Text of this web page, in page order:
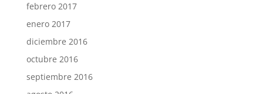
febrero 2017
enero 2017
diciembre 2016
octubre 2016
septiembre 2016